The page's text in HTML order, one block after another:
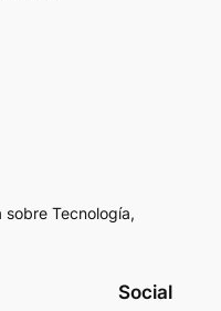
sobre Tecnología,
Social